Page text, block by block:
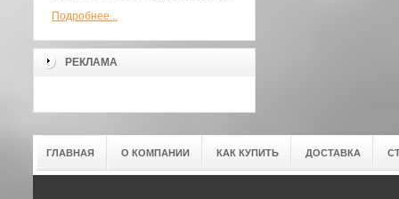
Подробнее...
РЕКЛАМА
ГЛАВНАЯ О КОМПАНИИ КАК КУПИТЬ ДОСТАВКА